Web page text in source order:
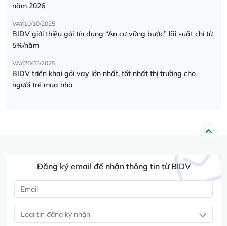
năm 2026
VAY10/10/2025
BIDV giới thiệu gói tín dụng “An cư vững bước” lãi suất chỉ từ
5%/năm
VAY26/03/2025
BIDV triển khai gói vay lớn nhất, tốt nhất thị trường cho
người trẻ mua nhà
Đăng ký email để nhận thông tin từ BIDV
Loại tin đăng ký nhận